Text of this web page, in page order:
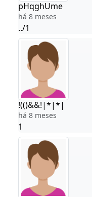
pHqghUme
há 8 meses
../1
!(()&&!|*|*|
há 8 meses
1